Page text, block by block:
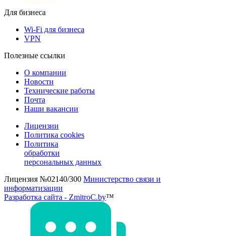
Для бизнеса
Wi-Fi для бизнеса
VPN
Полезные ссылки
О компании
Новости
Технические работы
Почта
Наши вакансии
Лицензии
Политика cookies
Политика
обработки
персональных данных
Лицензия №02140/300 Министерство связи и
информатизации
Разработка сайта - ZmitroC.by™